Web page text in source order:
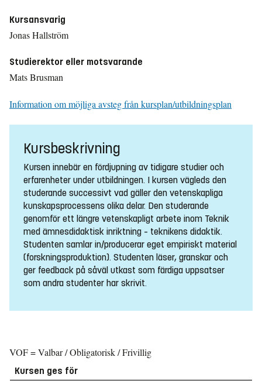
Kursansvarig
Jonas Hallström
Studierektor eller motsvarande
Mats Brusman
Information om möjliga avsteg från kursplan/utbildningsplan
Kursbeskrivning
Kursen innebär en fördjupning av tidigare studier och
erfarenheter under utbildningen. I kursen vägleds den
studerande successivt vad gäller den vetenskapliga
kunskapsprocessens olika delar. Den studerande
genomför ett längre vetenskapligt arbete inom Teknik
med ämnesdidaktisk inriktning – teknikens didaktik.
Studenten samlar in/producerar eget empiriskt material
(forskningsproduktion). Studenten läser, granskar och
ger feedback på såväl utkast som färdiga uppsatser
som andra studenter har skrivit.
VOF = Valbar / Obligatorisk / Frivillig
Kursen ges för